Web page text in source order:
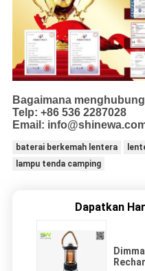
Bagaimana
Telp: +86 536 2287028
Email:
baterai berkemah lentera
lampu tenda camping
Dapatkan